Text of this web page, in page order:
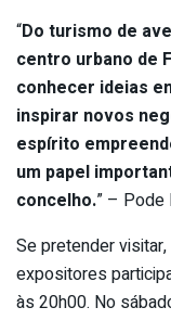
“Do turismo de
centro urbano de
conhecer ideias
inspirar novos
espírito
um papel
concelho.” – Pode
Se pretender
expositores
às 20h00. No